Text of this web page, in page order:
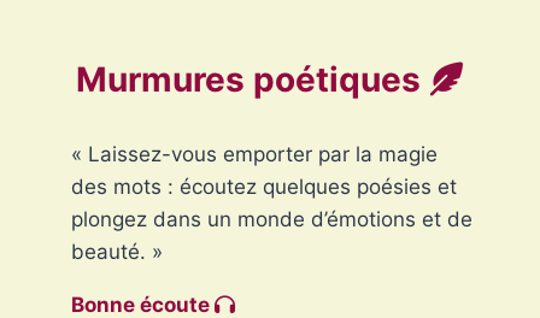
Murmures poétiques
« Laissez-vous emporter par la magie
des mots : écoutez quelques poésies et
plongez dans un monde d’émotions et de
beauté. »
Bonne écoute